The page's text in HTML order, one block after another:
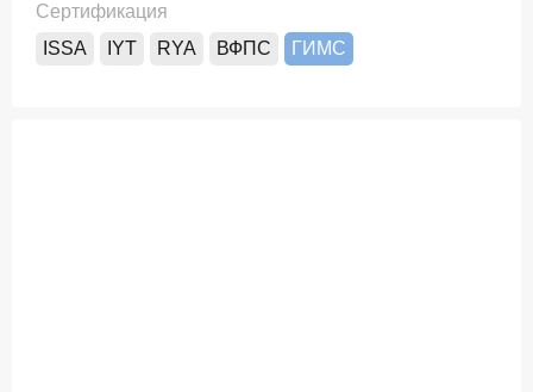
Сертификация
ISSA
IYT RYA ВФПС ГИМС